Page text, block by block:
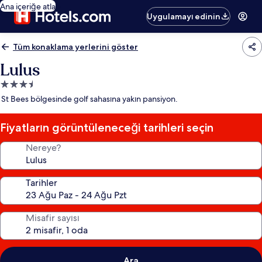
Ana içeriğe atla
Uygulamayı edinin
Tüm konaklama yerlerini göster
Lulus
3.5
yıldızlı
yeri
St Bees bölgesinde golf sahasına yakın pansiyon.
Fiyatların görüntüleneceği tarihleri seçin
Nereye?
Tarihler
Misafir sayısı